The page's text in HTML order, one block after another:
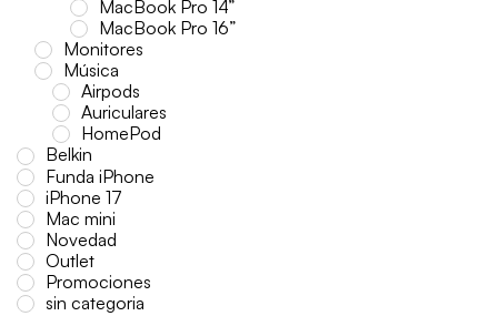
MacBook Pro 14”
MacBook Pro 16”
Monitores
Música
Airpods
Auriculares
HomePod
Belkin
Funda iPhone
iPhone 17
Mac mini
Novedad
Outlet
Promociones
sin categoria